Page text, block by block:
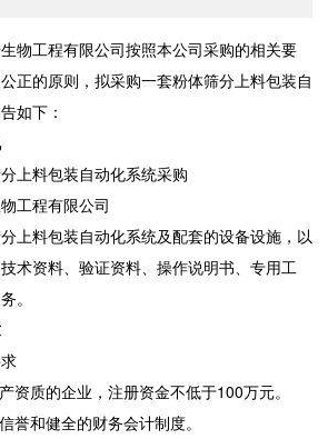
物工程有限公司按照本公司采购的相关要
正的原则，拟采购一套粉体筛分上料包装自
如下：
上料包装自动化系统采购
工程有限公司
上料包装自动化系统及配套的设备设施，以
术资料、验证资料、操作说明书、专用工
。
资质的企业，注册资金不低于100万元。
誉和健全的财务会计制度。